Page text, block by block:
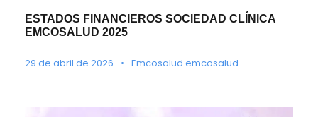
ESTADOS FINANCIEROS SOCIEDAD CLÍNICA
EMCOSALUD 2025
29 de abril de 2026 • Emcosalud emcosalud